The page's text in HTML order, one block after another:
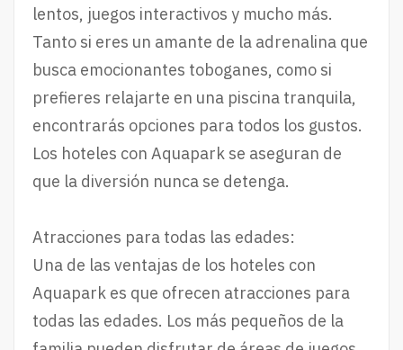
lentos, juegos interactivos y mucho más.
Tanto si eres un amante de la adrenalina que
busca emocionantes toboganes, como si
prefieres relajarte en una piscina tranquila,
encontrarás opciones para todos los gustos.
Los hoteles con Aquapark se aseguran de
que la diversión nunca se detenga.
Atracciones para todas las edades:
Una de las ventajas de los hoteles con
Aquapark es que ofrecen atracciones para
todas las edades. Los más pequeños de la